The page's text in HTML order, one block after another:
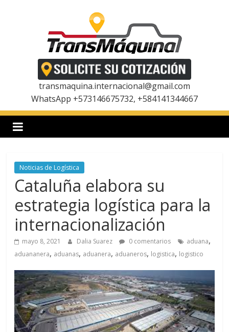
a
s
m
a
q
u
transmaquina.internacional@gmail.com
WhatsApp +573146675732, +584141344667
Noticias de Logística
Cataluña elabora su
estrategia logística para la
internacionalización
mayo 8, 2021 Dalia Suarez 0 comentarios aduana,
aduananera, aduanas, aduanera, aduaneros, logistica, logistico